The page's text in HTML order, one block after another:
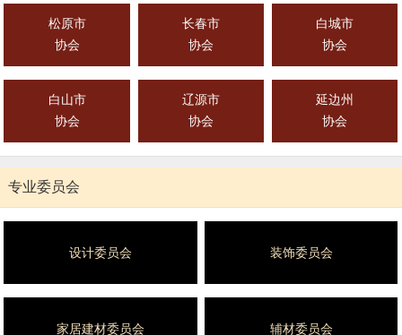
松原市
协会
长春市
协会
白城市
协会
白山市
协会
辽源市
协会
延边州
协会
专业委员会
设计委员会 装饰委员会
家居建材委员会 辅材委员会